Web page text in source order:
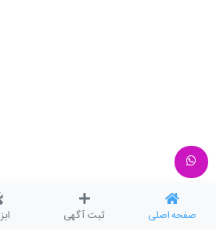
صفحه اصلی ثبت آگهی